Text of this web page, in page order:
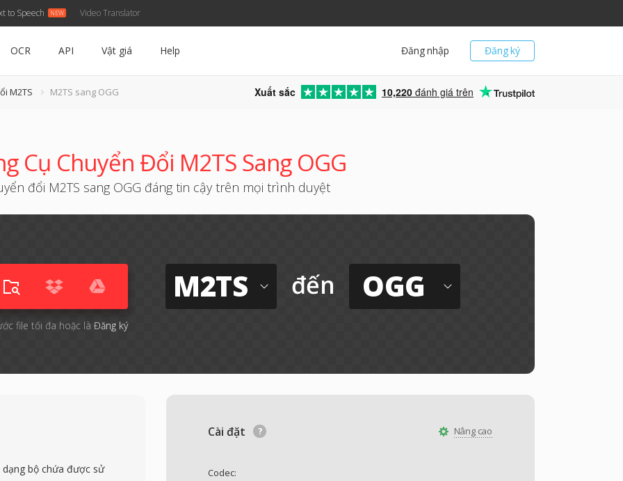
to Speech Video Translator
Đăng ký
Đăng nhập
OCR API Vật giá Help
M2TS M2TS sang OGG Xuất sắc 10,220 đánh giá trên
Cụ Chuyển Đổi M2TS Sang OGG
đổi M2TS sang OGG đáng tin cậy trên mọi trình duyệt
file tối đa hoặc là Đăng ký
M2TS đến OGG
Nâng cao
Cài đặt
Codec:
dạng bộ chứa được sử